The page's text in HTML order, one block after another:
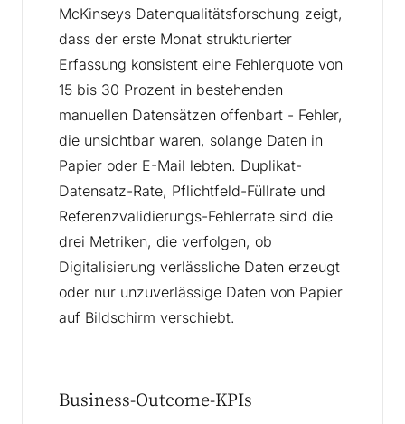
McKinseys Datenqualitätsforschung zeigt,
dass der erste Monat strukturierter
Erfassung konsistent eine Fehlerquote von
15 bis 30 Prozent in bestehenden
manuellen Datensätzen offenbart - Fehler,
die unsichtbar waren, solange Daten in
Papier oder E-Mail lebten. Duplikat-
Datensatz-Rate, Pflichtfeld-Füllrate und
Referenzvalidierungs-Fehlerrate sind die
drei Metriken, die verfolgen, ob
Digitalisierung verlässliche Daten erzeugt
oder nur unzuverlässige Daten von Papier
auf Bildschirm verschiebt.
Business-Outcome-KPIs